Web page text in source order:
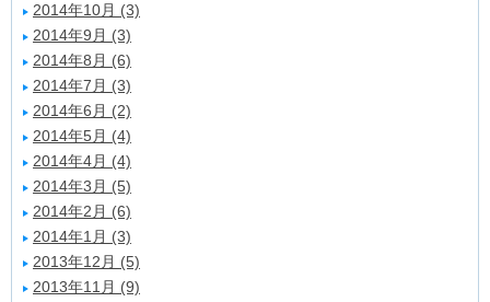
2014年10月 (3)
2014年9月 (3)
2014年8月 (6)
2014年7月 (3)
2014年6月 (2)
2014年5月 (4)
2014年4月 (4)
2014年3月 (5)
2014年2月 (6)
2014年1月 (3)
2013年12月 (5)
2013年11月 (9)